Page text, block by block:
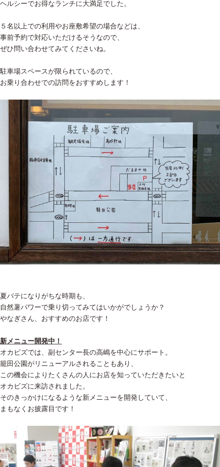
ヘルシーでお得なランチに大満足でした。
５名以上での利用やお座敷希望の場合などは、
事前予約で対応いただけるそうなので、
ぜひ問い合わせてみてくださいね。
駐車場スペースが限られているので、
お乗り合わせでの訪問をおすすめします！
夏バテになりがちな時期も、
自然薯パワーで乗り切ってみてはいかがでしょうか？
やなぎさん、おすすめのお店です！
新メニュー開発中！
オカビズでは、副センター長の高嶋を中心にサポート。
籠田公園がリニューアルされることもあり、
この機会によりたくさんの人にお店を知っていただきたいと
オカビズに来訪されました。
そのきっかけになるような新メニューを開発していて、
まもなくお披露目です！